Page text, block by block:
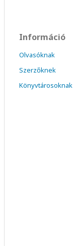
Információ
Olvasóknak
Szerzőknek
Könyvtárosoknak